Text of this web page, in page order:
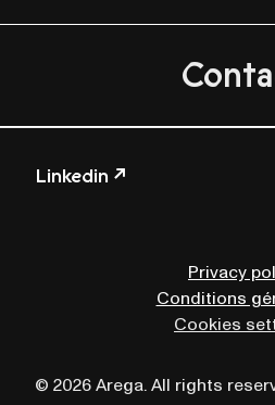
© 2026 Arega. All rights
Privacy
Conditions
Cookies
Linkedin ↗